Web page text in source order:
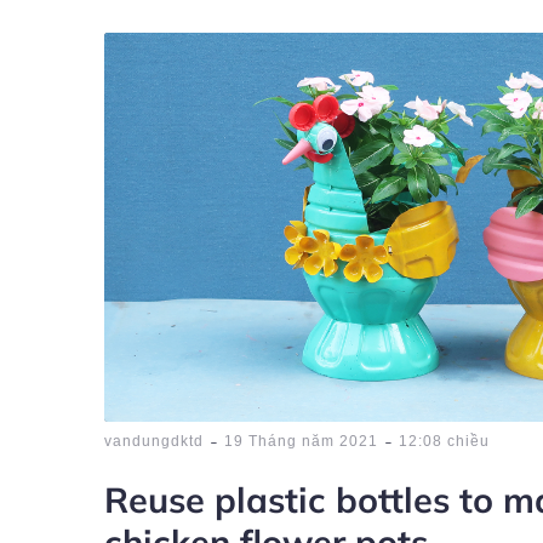
vandungdktd - 19 Tháng năm 2021 - 12:08 chiều
Reuse plastic bottles to